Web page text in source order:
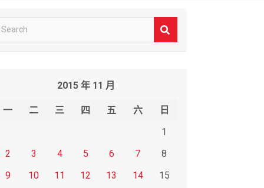
2015 年 11 月
一 二 三 四 五 六
日
1
2
3 4 5 6 7
8
9
10 11 12 13 14
15